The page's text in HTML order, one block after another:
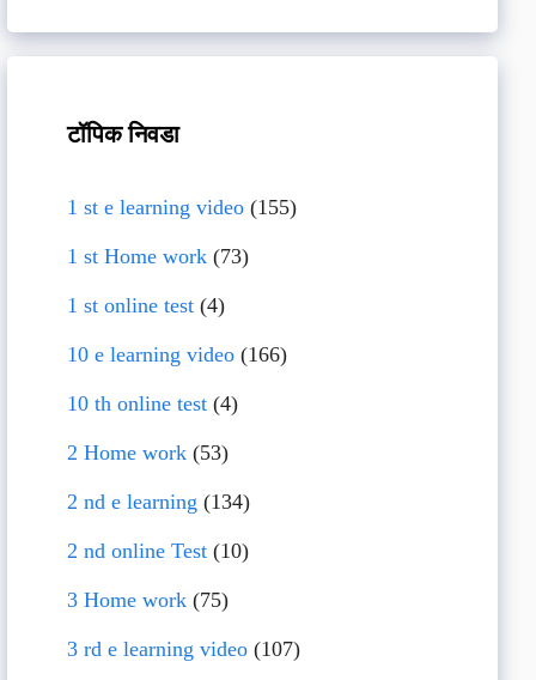
टॉपिक निवडा
1 st e learning video (155)
1 st Home work (73)
1 st online test (4)
10 e learning video (166)
10 th online test (4)
2 Home work (53)
2 nd e learning (134)
2 nd online Test (10)
3 Home work (75)
3 rd e learning video (107)